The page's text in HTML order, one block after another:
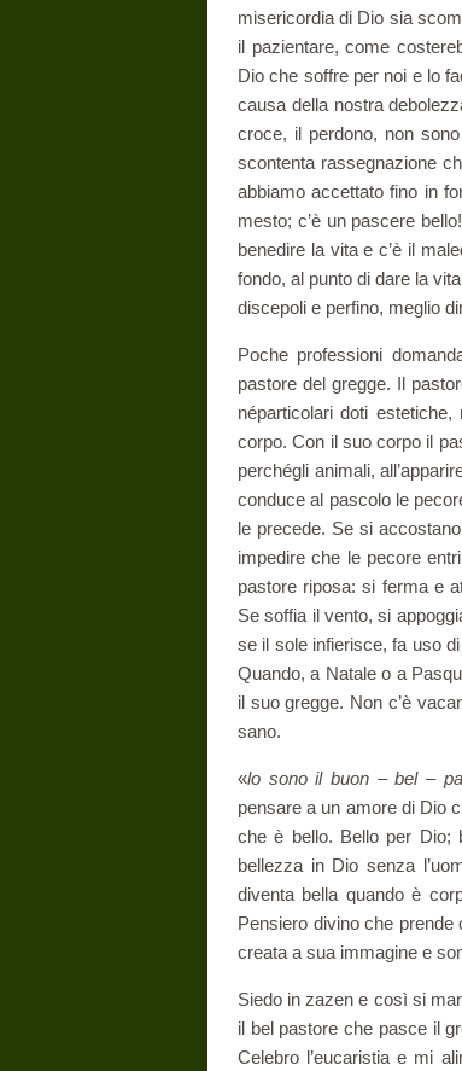
misericordia di Dio sia
il pazientare, come
Dio che soffre per noi e lo
causa della nostra
croce, il perdono, non
scontenta rassegnazione
abbiamo accettato fino in
mesto; c’è un pa­scere
benedire la vita e c’è il
fondo, al punto di dare la
discepoli e perfino, meglio
Poche professioni
pastore del gregge. Il
néparticolari doti
corpo. Con il suo corpo il
perchégli animali,
conduce al pascolo le
le pre­cede. Se si
impedire che le pecore
pastore riposa: si ferma e
Se soffia il vento, si
se il sole infierisce, fa uso
Quando, a Natale o a
il suo gregge. Non c’è
sano.
«lo sono il buon – bel –
pensare a un amore di Dio
che è bello. Bello per Dio;
bellezza in Dio senza
diventa bella quando è
Pensiero divino che prende
creata a sua immagine e
Siedo in zazen e così si
il bel pastore che pasce il
Celebro l’eucaristia e mi